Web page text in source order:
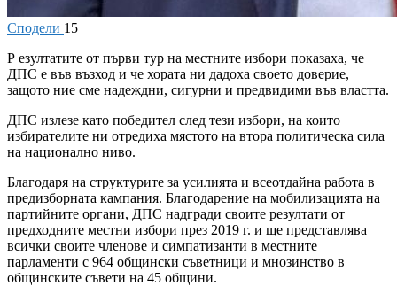
Сподели 15
Р езултатите от първи тур на местните избори показаха, че
ДПС е във възход и че хората ни дадоха своето доверие,
защото ние сме надеждни, сигурни и предвидими във властта.
ДПС излезе като победител след тези избори, на които
избирателите ни отредиха мястото на втора политическа сила
на национално ниво.
Благодаря на структурите за усилията и всеотдайна работа в
предизборната кампания. Благодарение на мобилизацията на
партийните органи, ДПС надгради своите резултати от
предходните местни избори през 2019 г. и ще представлява
всички своите членове и симпатизанти в местните
парламенти с 964 общински съветници и мнозинство в
общинските съвети на 45 общини.